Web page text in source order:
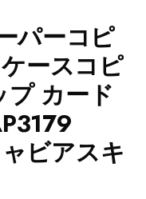
パーコピ
ースコピ
カード
ビアスキ